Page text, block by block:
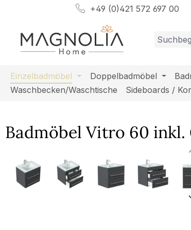
Hauptinhalt springen
Zur Suche springen
Zur Hauptnavigation springen+49 (0)421 572 697 00
Einzelbadmöbel Doppelbadmöbel
Waschbecken/Waschtische
Sideboards /
Badmöbel Vitro 60 inkl.
Bildergalerie überspringen